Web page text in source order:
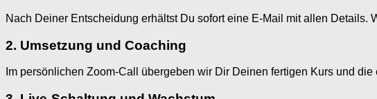
Nach Deiner Entscheidung erhältst Du sofort eine E-Mail mit allen
2. Umsetzung und Coaching
Im persönlichen Zoom-Call übergeben wir Dir Deinen fertigen Kurs und